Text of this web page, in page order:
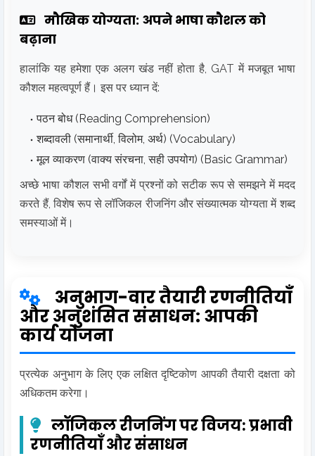
मौखिक योग्यता: अपने भाषा कौशल को
बढ़ाना
हालांकि यह हमेशा एक अलग खंड नहीं होता है, GAT में मजबूत भाषा
कौशल महत्वपूर्ण हैं। इस पर ध्यान दें:
पठन बोध (Reading Comprehension)
शब्दावली (समानार्थी, विलोम, अर्थ) (Vocabulary)
मूल व्याकरण (वाक्य संरचना, सही उपयोग) (Basic Grammar)
अच्छे भाषा कौशल सभी वर्गों में प्रश्नों को सटीक रूप से समझने में मदद
करते हैं, विशेष रूप से लॉजिकल रीजनिंग और संख्यात्मक योग्यता में शब्द
समस्याओं में।
अनुभाग-वार तैयारी रणनीतियाँ
और अनुशंसित संसाधन: आपकी
कार्य योजना
प्रत्येक अनुभाग के लिए एक लक्षित दृष्टिकोण आपकी तैयारी दक्षता को
अधिकतम करेगा।
लॉजिकल रीजनिंग पर विजय: प्रभावी
रणनीतियाँ और संसाधन